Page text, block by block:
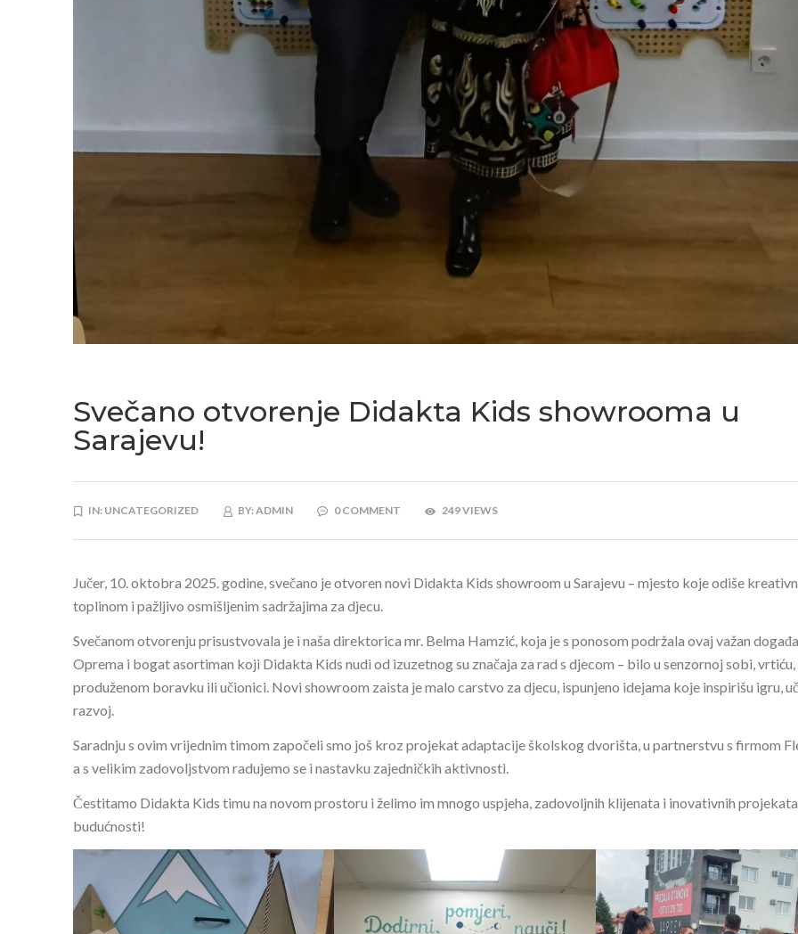
Svečano otvorenje Didakta Kids showrooma u
Sarajevu!
IN: UNCATEGORIZED BY:ADMIN 0 COMMENT 249 VIEWS
Jučer, 10. oktobra 2025. godine, svečano je otvoren novi Didakta Kids showroom u Sarajevu – mjesto koje odiše
toplinom i pažljivo osmišljenim sadržajima za djecu.
Svečanom otvorenju prisustvovala je i naša direktorica mr. Belma Hamzić, koja je s ponosom podržala ovaj važan
Oprema i bogat asortiman koji Didakta Kids nudi od izuzetnog su značaja za rad s djecom – bilo u senzornoj sobi, vrtiću,
produženom boravku ili učionici. Novi showroom zaista je malo carstvo za djecu, ispunjeno idejama koje inspirišu igru,
razvoj.
Saradnju s ovim vrijednim timom započeli smo još kroz projekat adaptacije školskog dvorišta, u partnerstvu s firmom
a s velikim zadovoljstvom radujemo se i nastavku zajedničkih aktivnosti.
Čestitamo Didakta Kids timu na novom prostoru i želimo im mnogo uspjeha, zadovoljnih klijenata i inovativnih
budućnosti!